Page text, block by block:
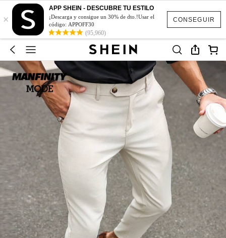
CONSEGUIR
×
APP SHEIN - DESCUBRE TU ESTILO
¡Descarga y consigue un 30% de dto.!Usar el
código: APPOFF30
(95,960)